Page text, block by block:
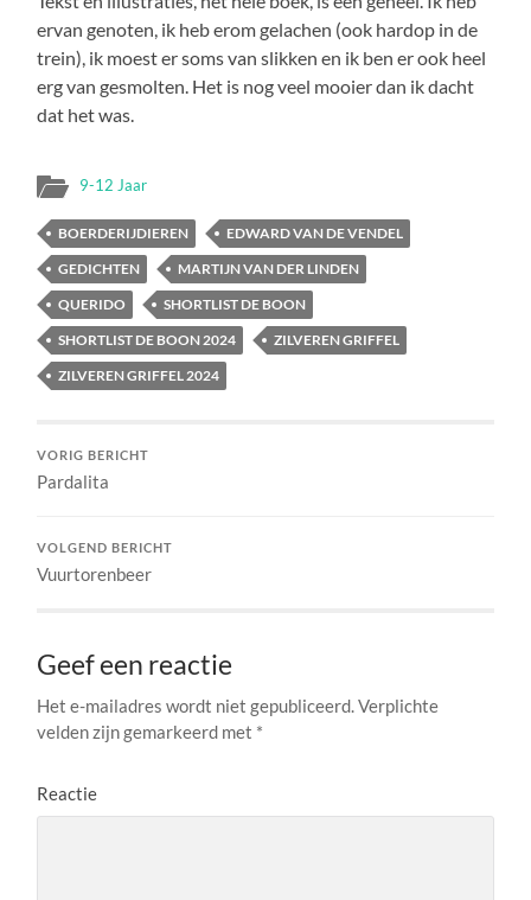
ervan genoten, ik heb erom gelachen (ook hardop in de
trein), ik moest er soms van slikken en ik ben er ook heel
erg van gesmolten. Het is nog veel mooier dan ik dacht
dat het was.
9-12 Jaar
BOERDERIJDIEREN
EDWARD VAN DE VENDEL
GEDICHTEN
MARTIJN VAN DER LINDEN
QUERIDO
SHORTLIST DE BOON
SHORTLIST DE BOON 2024
ZILVEREN GRIFFEL
ZILVEREN GRIFFEL 2024
VORIG BERICHT
Pardalita
VOLGEND BERICHT
Vuurtorenbeer
Geef een reactie
Het e-mailadres wordt niet gepubliceerd. Verplichte
velden zijn gemarkeerd met *
Reactie